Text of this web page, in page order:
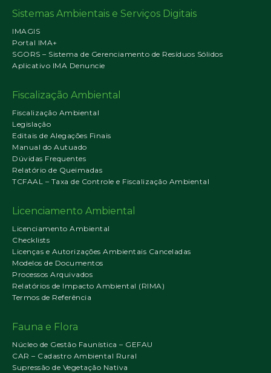
Sistemas Ambientais e Serviços Digitais
IMAGIS
Portal IMA+
SGORS – Sistema de Gerenciamento de Resíduos Sólidos
Aplicativo IMA Denuncie
Fiscalização Ambiental
Fiscalização Ambiental
Legislação
Editais de Alegações Finais
Manual do Autuado
Dúvidas Frequentes
Relatório de Queimadas
TCFAAL – Taxa de Controle e Fiscalização Ambiental
Licenciamento Ambiental
Licenciamento Ambiental
Checklists
Licenças e Autorizações Ambientais Canceladas
Modelos de Documentos
Processos Arquivados
Relatórios de Impacto Ambiental (RIMA)
Termos de Referência
Fauna e Flora
Núcleo de Gestão Faunística – GEFAU
CAR – Cadastro Ambiental Rural
Supressão de Vegetação Nativa